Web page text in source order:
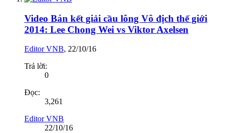
Video Bán kết giải cầu lông Vô địch thế giới
2014: Lee Chong Wei vs Viktor Axelsen
Editor VNB, 22/10/16
Trả lời:
0
Đọc:
3,261
Editor VNB
22/10/16